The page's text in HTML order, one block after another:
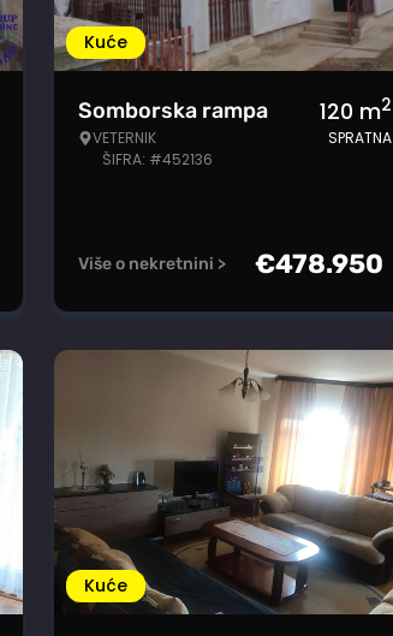
Kuće
Somborska rampa
VETERNIK
ŠIFRA: #452136
120 m2
SPRATNA
Više o nekretnini > €478.950
Kuće